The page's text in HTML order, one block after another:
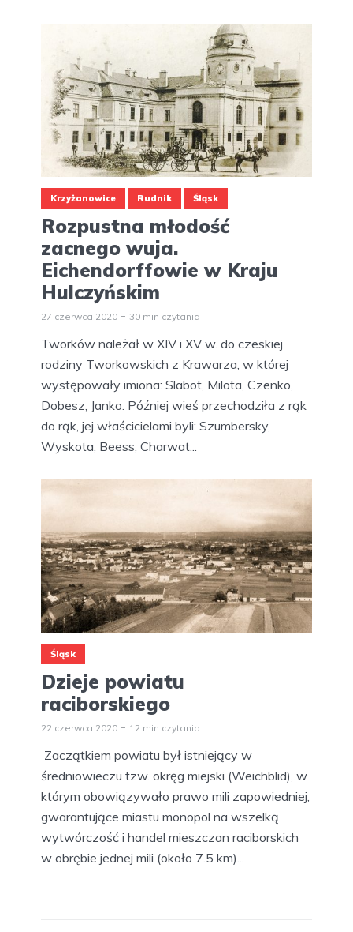
Krzyżanowice Rudnik Śląsk
Rozpustna młodość
zacnego wuja.
Eichendorffowie w Kraju
Hulczyńskim
27 czerwca 2020 30 min czytania
Tworków należał w XIV i XV w. do czeskiej
rodziny Tworkowskich z Krawarza, w której
występowały imiona: Slabot, Milota, Czenko,
Dobesz, Janko. Później wieś przechodziła z rąk
do rąk, jej właścicielami byli: Szumbersky,
Wyskota, Beess, Charwat...
Śląsk
Dzieje powiatu
raciborskiego
22 czerwca 2020 12 min czytania
Zaczątkiem powiatu był istniejący w
średniowieczu tzw. okręg miejski (Weichblid), w
którym obowiązywało prawo mili zapowiedniej,
gwarantujące miastu monopol na wszelką
wytwórczość i handel mieszczan raciborskich
w obrębie jednej mili (około 7.5 km)...